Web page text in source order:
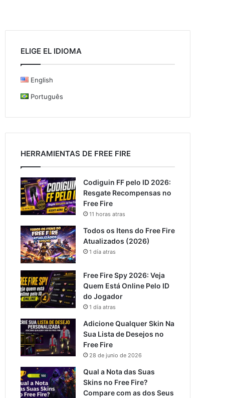
ELIGE EL IDIOMA
English
Português
HERRAMIENTAS DE FREE FIRE
Codiguin FF pelo ID 2026:
Resgate Recompensas no
Free Fire
11 horas atras
Todos os Itens do Free Fire
Atualizados (2026)
1 día atras
Free Fire Spy 2026: Veja
Quem Está Online Pelo ID
do Jogador
1 día atras
Adicione Qualquer Skin Na
Sua Lista de Desejos no
Free Fire
28 de junio de 2026
Qual a Nota das Suas
Skins no Free Fire?
Compare com as dos Seus